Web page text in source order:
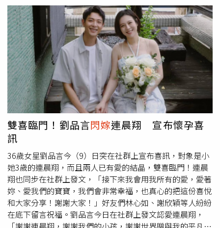
師群和學校資源，看著女兒從「愛哭又不太懂事的小娃
兒」，成長為「有禮貌很貼心的小大人」，令她備感欣慰。
楊千霈自曝整場畢業典禮都在哭。（圖／楊千霈臉書）從照
片中可見，洪家傑站在楊千霈身旁，兩人對著鏡頭燦笑，雖
然沒有熱切互動，但也沒有因為離婚而變得尷尬，依然做好
孩子們的友善父母。楊千霈2016年閃嫁紡織業小開洪家
傑，2人才交往19天便決定共組家庭，婚後育有2個女兒。
今年1月楊千霈證實婚姻結束，「致愛護我們的親友：本人
楊千霈與洪家傑先生已於去年和平結束婚姻關係。感恩彼此
曾經的付出，永遠是家人和好友，未來將共同守護孩子的幸
福與成長。不願此事影響孩子，懇請外界給予雙方家人空間
及隱私。此聲明後不再對外發表相關言論，由衷感謝各位的
理解與關心。」據消息人士透露，楊千霈與洪家傑婚後才發
現，彼此在價值觀上與孩子的教養問題無法達共識，2人關
係才漸行漸遠，走上離婚一途。
雙喜臨門！劉品言閃嫁連晨翔 宣布懷孕喜
訊
36歲女星劉品言今（9）日突在社群上宣布喜訊，對象是小
她3歲的連晨翔，而且兩人已有愛的結晶，雙喜臨門！連晨
翔也同步在社群上發文，「接下來我會用我所有的愛，愛著
妳、愛我們的寶寶，我們會非常幸福，也真心的把這份喜悅
和大家分享！謝謝大家！」好友們林心如、謝欣穎等人紛紛
在底下留言祝福。劉品言今日在社群上發文認愛連晨翔，